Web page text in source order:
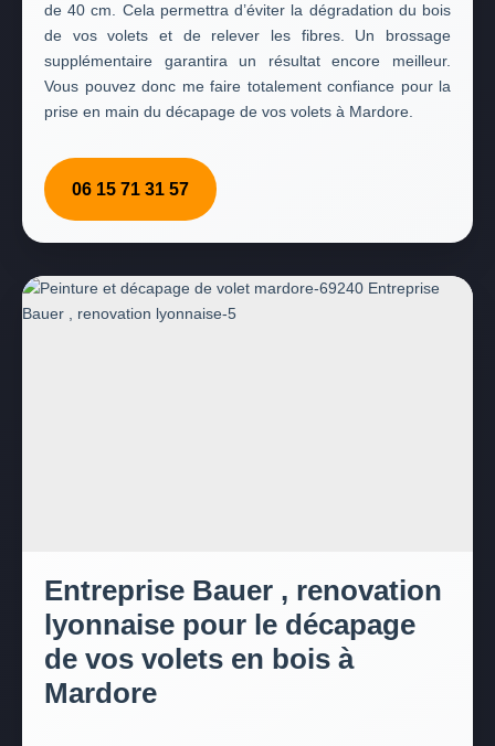
de 40 cm. Cela permettra d’éviter la dégradation du bois
de vos volets et de relever les fibres. Un brossage
supplémentaire garantira un résultat encore meilleur.
Vous pouvez donc me faire totalement confiance pour la
prise en main du décapage de vos volets à Mardore.
06 15 71 31 57
Entreprise Bauer , renovation
lyonnaise pour le décapage
de vos volets en bois à
Mardore